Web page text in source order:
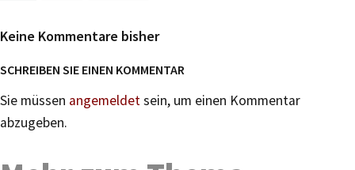
Keine Kommentare bisher
SCHREIBEN SIE EINEN KOMMENTAR
Sie müssen angemeldetsein, um einen Kommentar
abzugeben.